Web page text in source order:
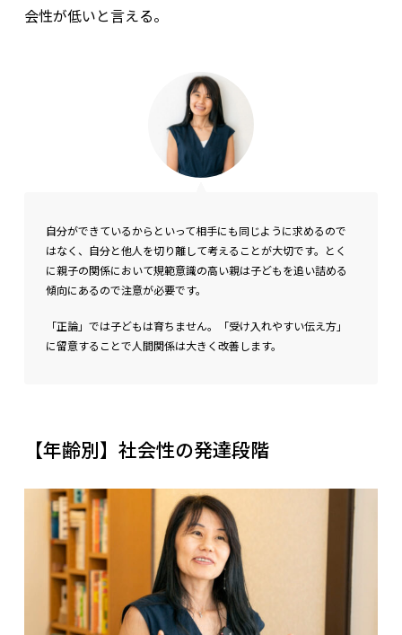
会性が低いと言える。
自分ができているからといって相手にも同じように求めるので
はなく、自分と他人を切り離して考えることが大切です。とく
に親子の関係において規範意識の高い親は子どもを追い詰める
傾向にあるので注意が必要です。
「正論」では子どもは育ちません。「受け入れやすい伝え方」
に留意することで人間関係は大きく改善します。
【年齢別】社会性の発達段階